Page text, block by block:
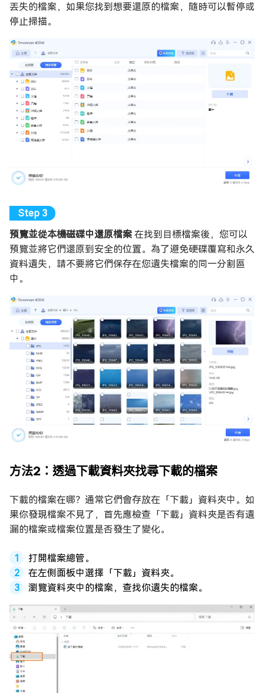
丟失的檔案，如果您找到想要還原的檔案，隨時可以暫停或
停止掃描。
預覽並從本機磁碟中還原檔案 在找到目標檔案後，您可以
預覽並將它們還原到安全的位置。為了避免硬碟覆寫和永久
資料遺失，請不要將它們保存在您遺失檔案的同一分割區
中。
方法2：透過下載資料夾找尋下載的檔案
下載的檔案在哪？通常它們會存放在「下載」資料夾中。如
果你發現檔案不見了，首先應檢查「下載」資料夾是否有遺
漏的檔案或檔案位置是否發生了變化。
打開檔案總管。
在左側面板中選擇「下載」資料夾。
瀏覽資料夾中的檔案，查找你遺失的檔案。